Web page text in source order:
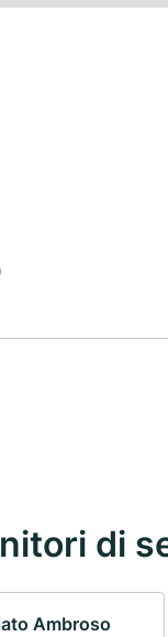
di
Ambroso